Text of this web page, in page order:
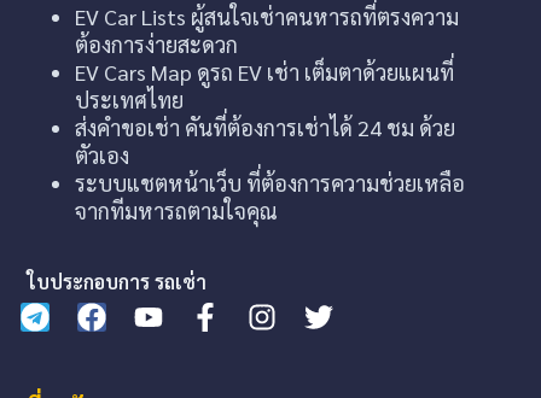
EV Car Lists ผู้สนใจเช่าคนหารถที่ตรงความ
ต้องการง่ายสะดวก
EV Cars Map ดูรถ EV เช่า เต็มตาด้วยแผนที่
ประเทศไทย
ส่งคำขอเช่า คันที่ต้องการเช่าได้ 24 ชม ด้วย
ตัวเอง
ระบบแชตหน้าเว็บ ที่ต้องการความช่วยเหลือ
จากทีมหารถตามใจคุณ
ใบประกอบการ รถเช่า